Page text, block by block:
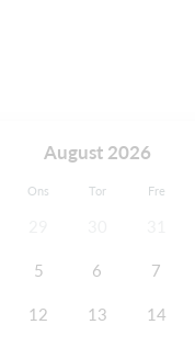
August 2026
Ons Tor Fre
5 6 7
12 13 14